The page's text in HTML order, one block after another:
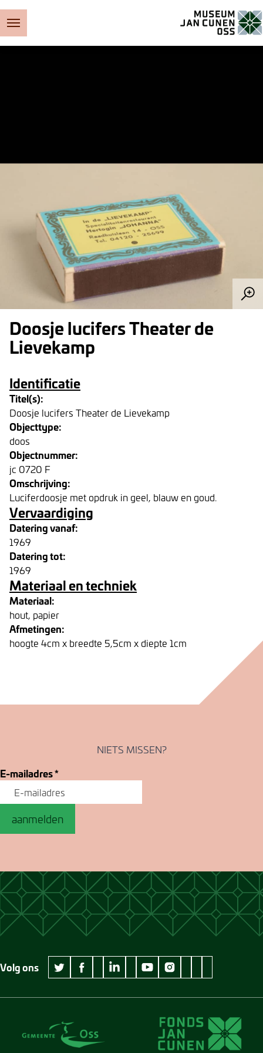
Doosje lucifers Theater de
Lievekamp
Identificatie
Titel(s):
Doosje lucifers Theater de Lievekamp
Objecttype:
doos
Objectnummer:
jc 0720 F
Omschrijving:
Luciferdoosje met opdruk in geel, blauw en goud.
Vervaardiging
Datering vanaf:
1969
Datering tot:
1969
Materiaal en techniek
Materiaal:
hout, papier
Afmetingen:
hoogte 4cm x breedte 5,5cm x diepte 1cm
NIETS MISSEN?
E-mailadres*
aanmelden
Volg ons
twitter Museum Jan Cunen
facebook Museum Jan Cunen
wikipedia Museum Jan Cunen
linkedin Museum Jan Cunen
googleplus Museum Jan Cunen
youtube Museum Jan Cunen
instagram Museum